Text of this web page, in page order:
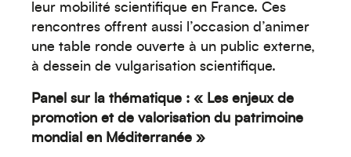
leur mobilité scientifique en France. Ces
rencontres offrent aussi l’occasion d’animer
une table ronde ouverte à un public externe,
à dessein de vulgarisation scientifique.
Panel sur la thématique : « Les enjeux de
promotion et de valorisation du patrimoine
mondial en Méditerranée »